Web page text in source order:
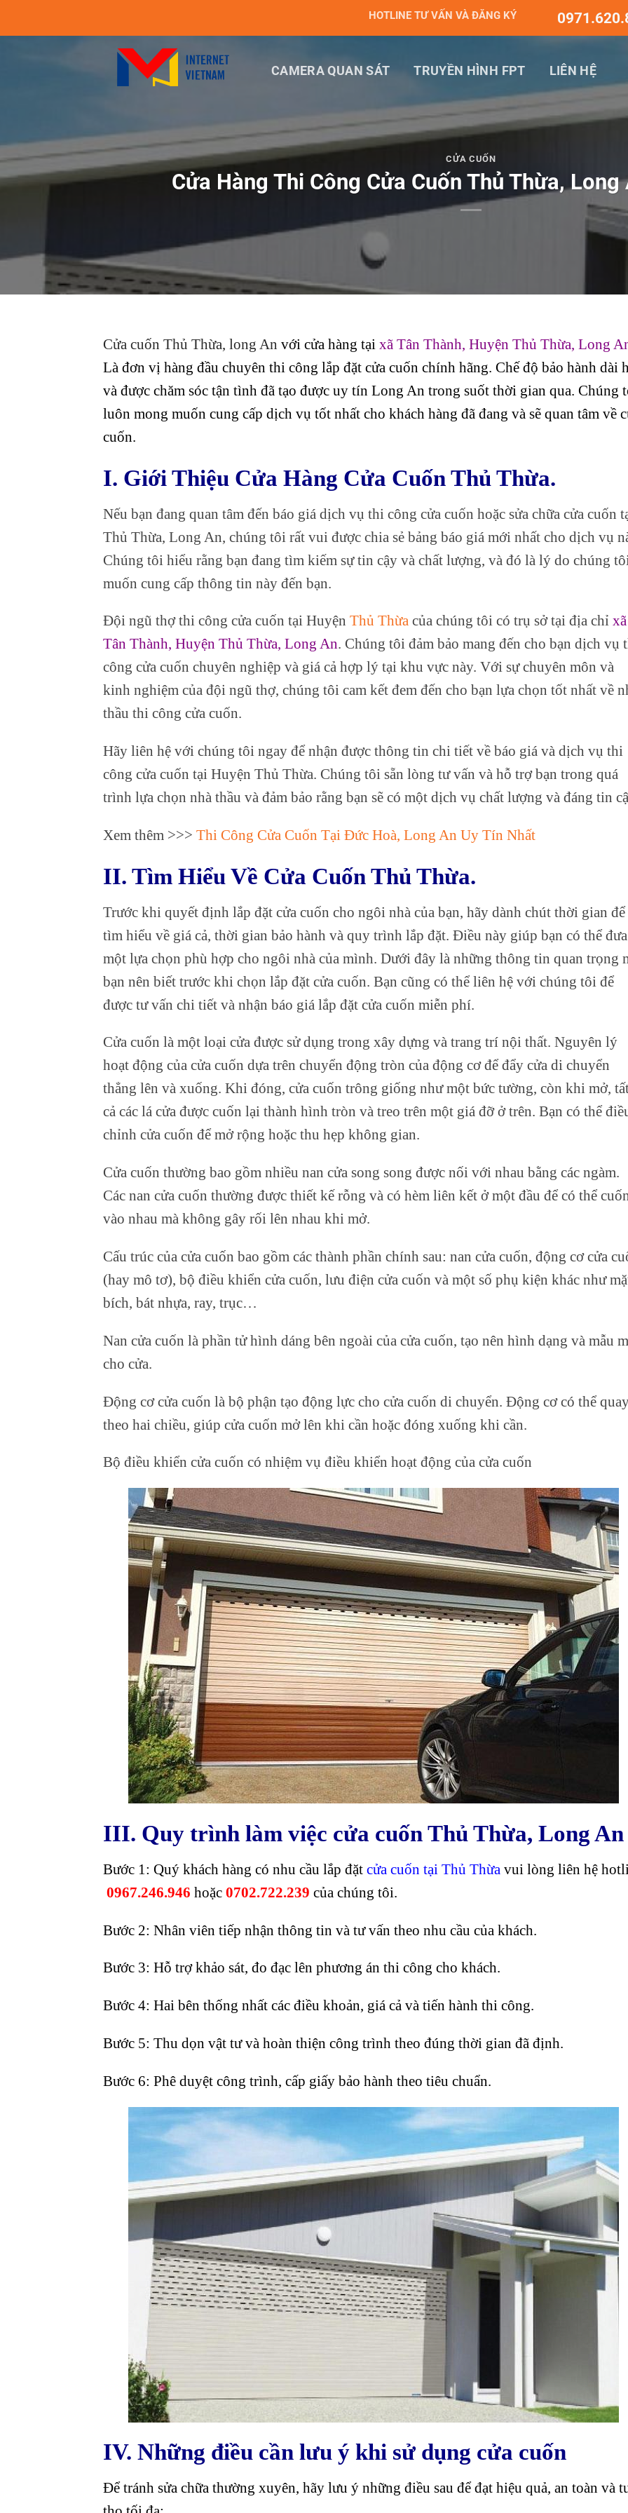
HOTLINE TƯ VẤN VÀ ĐĂNG KÝ
CAMERA QUAN SÁT TRUYỀN HÌNH FPT LIÊN HỆ
CỬA CUỐN
Cửa Hàng Thi Công Cửa Cuốn Thủ Thừa, Long
Cửa cuốn Thủ Thừa, long An với cửa hàng tại xã Tân Thành, Huyện Thủ Thừa, Long
Là đơn vị hàng đầu chuyên thi công lắp đặt cửa cuốn chính hãng. Chế độ bảo hành dài
và được chăm sóc tận tình đã tạo được uy tín Long An trong suốt thời gian qua. Chúng
luôn mong muốn cung cấp dịch vụ tốt nhất cho khách hàng đã đang và sẽ quan tâm về
cuốn.
I. Giới Thiệu Cửa Hàng Cửa Cuốn Thủ Thừa.
Nếu bạn đang quan tâm đến báo giá dịch vụ thi công cửa cuốn hoặc sửa chữa cửa cuốn
Thủ Thừa, Long An, chúng tôi rất vui được chia sẻ bảng báo giá mới nhất cho dịch vụ
Chúng tôi hiểu rằng bạn đang tìm kiếm sự tin cậy và chất lượng, và đó là lý do chúng
muốn cung cấp thông tin này đến bạn.
Đội ngũ thợ thi công cửa cuốn tại Huyện Thủ Thừa của chúng tôi có trụ sở tại địa chỉ xã
Tân Thành, Huyện Thủ Thừa, Long An. Chúng tôi đảm bảo mang đến cho bạn dịch vụ
công cửa cuốn chuyên nghiệp và giá cả hợp lý tại khu vực này. Với sự chuyên môn và
kinh nghiệm của đội ngũ thợ, chúng tôi cam kết đem đến cho bạn lựa chọn tốt nhất về
thầu thi công cửa cuốn.
Hãy liên hệ với chúng tôi ngay để nhận được thông tin chi tiết về báo giá và dịch vụ thi
công cửa cuốn tại Huyện Thủ Thừa. Chúng tôi sẵn lòng tư vấn và hỗ trợ bạn trong quá
trình lựa chọn nhà thầu và đảm bảo rằng bạn sẽ có một dịch vụ chất lượng và đáng tin
Xem thêm >>> Thi Công Cửa Cuốn Tại Đức Hoà, Long An Uy Tín Nhất
II. Tìm Hiểu Về Cửa Cuốn Thủ Thừa.
Trước khi quyết định lắp đặt cửa cuốn cho ngôi nhà của bạn, hãy dành chút thời gian để
tìm hiểu về giá cả, thời gian bảo hành và quy trình lắp đặt. Điều này giúp bạn có thể
một lựa chọn phù hợp cho ngôi nhà của mình. Dưới đây là những thông tin quan trọng
bạn nên biết trước khi chọn lắp đặt cửa cuốn. Bạn cũng có thể liên hệ với chúng tôi để
được tư vấn chi tiết và nhận báo giá lắp đặt cửa cuốn miễn phí.
Cửa cuốn là một loại cửa được sử dụng trong xây dựng và trang trí nội thất. Nguyên lý
hoạt động của cửa cuốn dựa trên chuyển động tròn của động cơ để đẩy cửa di chuyển
thẳng lên và xuống. Khi đóng, cửa cuốn trông giống như một bức tường, còn khi mở,
cả các lá cửa được cuốn lại thành hình tròn và treo trên một giá đỡ ở trên. Bạn có thể
chỉnh cửa cuốn để mở rộng hoặc thu hẹp không gian.
Cửa cuốn thường bao gồm nhiều nan cửa song song được nối với nhau bằng các ngàm.
Các nan cửa cuốn thường được thiết kế rỗng và có hèm liên kết ở một đầu để có thể
vào nhau mà không gây rối lên nhau khi mở.
Cấu trúc của cửa cuốn bao gồm các thành phần chính sau: nan cửa cuốn, động cơ cửa
(hay mô tơ), bộ điều khiển cửa cuốn, lưu điện cửa cuốn và một số phụ kiện khác như
bích, bát nhựa, ray, trục…
Nan cửa cuốn là phần tử hình dáng bên ngoài của cửa cuốn, tạo nên hình dạng và mẫu
cho cửa.
Động cơ cửa cuốn là bộ phận tạo động lực cho cửa cuốn di chuyển. Động cơ có thể
theo hai chiều, giúp cửa cuốn mở lên khi cần hoặc đóng xuống khi cần.
Bộ điều khiển cửa cuốn có nhiệm vụ điều khiển hoạt động của cửa cuốn
III. Quy trình làm việc cửa cuốn Thủ Thừa, Long An
Bước 1: Quý khách hàng có nhu cầu lắp đặt cửa cuốn tại Thủ Thừa vui lòng liên hệ
0967.246.946 hoặc 0702.722.239 của chúng tôi.
Bước 2: Nhân viên tiếp nhận thông tin và tư vấn theo nhu cầu của khách.
Bước 3: Hỗ trợ khảo sát, đo đạc lên phương án thi công cho khách.
Bước 4: Hai bên thống nhất các điều khoản, giá cả và tiến hành thi công.
Bước 5: Thu dọn vật tư và hoàn thiện công trình theo đúng thời gian đã định.
Bước 6: Phê duyệt công trình, cấp giấy bảo hành theo tiêu chuẩn.
IV. Những điều cần lưu ý khi sử dụng cửa cuốn
Để tránh sửa chữa thường xuyên, hãy lưu ý những điều sau để đạt hiệu quả, an toàn và